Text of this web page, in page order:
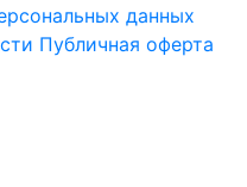
данных
Публичная оферта